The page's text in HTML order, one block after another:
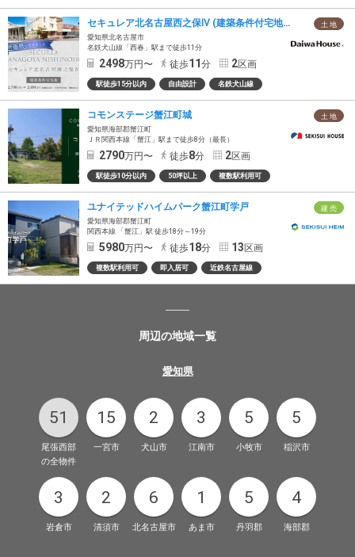
土 地
セキュレア北名古屋西之保Ⅳ (建築条件付宅地分譲)
愛知県北名古屋市
名鉄犬山線「西春」駅まで徒歩11分
2498万円〜 徒歩11 分 2区画
駅徒歩15分以内 自由設計 名鉄犬山線
土 地
コモンステージ蟹江町城
愛知県海部郡蟹江町
ＪＲ関西本線「蟹江」駅まで徒歩8分（最長）
2790万円〜 徒歩8分 2区画
駅徒歩10分以内 50坪以上 複数駅利用可
建 売
ユナイテッドハイムパーク蟹江町学戸
愛知県海部郡蟹江町
関西本線 「蟹江」駅 徒歩18分～19分
5980万円〜 徒歩18分 13 区画
複数駅利用可 即入居可 近鉄名古屋線
周辺の地域一覧
愛知県
51
尾張西部
の全物件
15
一宮市
2
犬山市
3
江南市
5
小牧市
5
稲沢市
3
岩倉市
2
清須市
6
北名古屋市
1
あま市
5
丹羽郡
4
海部郡